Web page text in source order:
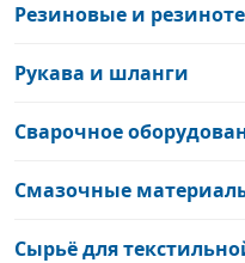
Резиновые и
Рукава и шланги
Сварочное
Смазочные
Сырьё для